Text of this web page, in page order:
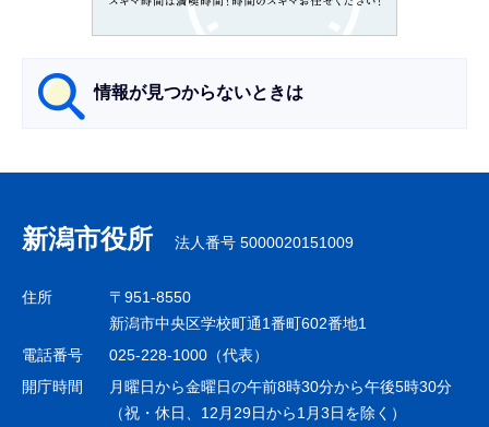
情報が見つからないときは
ナ
ビ
ゲ
シ
ョ
新潟市役所 法人番号 5000020151009
住所
〒951-8550
新潟市中央区学校町通1番町602番地1
電話番号
025-228-1000（代表）
開庁時間
月曜日から金曜日の午前8時30分から午後5時30分
（祝・休日、12月29日から1月3日を除く）